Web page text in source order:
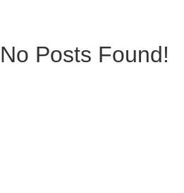
No Posts Found!